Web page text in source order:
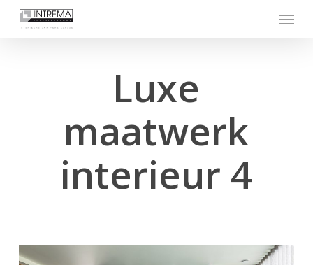
Menu
Luxe
maatwerk
interieur 4